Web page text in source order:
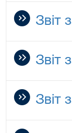
Звіт
Звіт
Звіт